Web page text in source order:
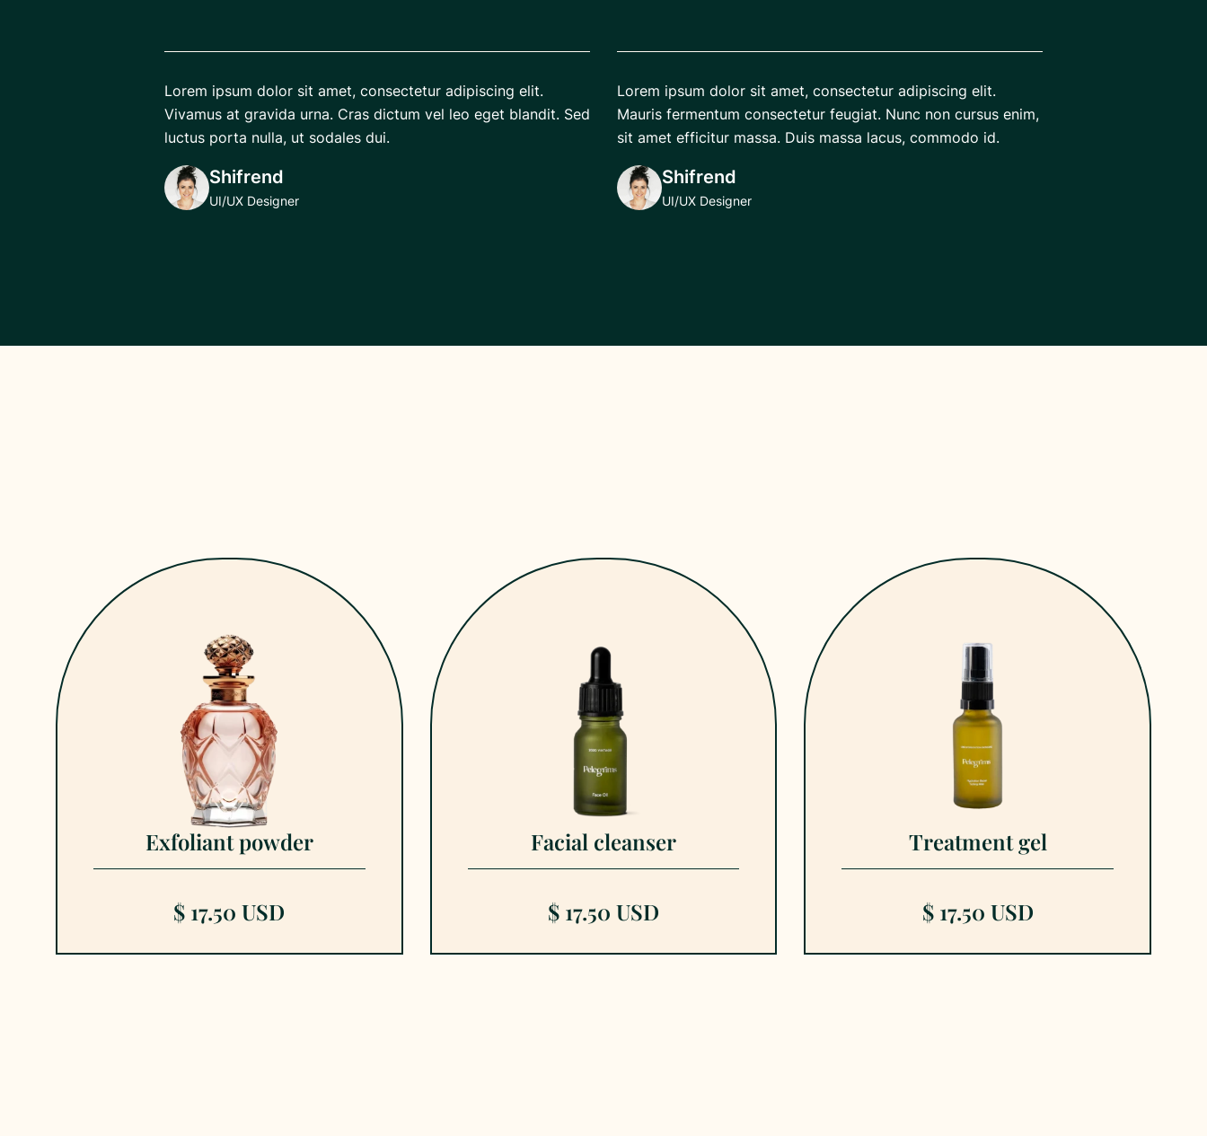
Lorem ipsum dolor sit amet, consectetur adipiscing elit.
Vivamus at gravida urna. Cras dictum vel leo eget blandit. Sed
luctus porta nulla, ut sodales dui.
Shifrend
UI/UX Designer
Lorem ipsum dolor sit amet, consectetur adipiscing elit.
Mauris fermentum consectetur feugiat. Nunc non cursus enim,
sit amet efficitur massa. Duis massa lacus, commodo id.
Shifrend
UI/UX Designer
Exfoliant powder
$ 17.50 USD
Facial cleanser
$ 17.50 USD
Treatment gel
$ 17.50 USD